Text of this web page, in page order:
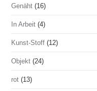
Genäht (16)
In Arbeit (4)
Kunst-Stoff (12)
Objekt (24)
rot (13)